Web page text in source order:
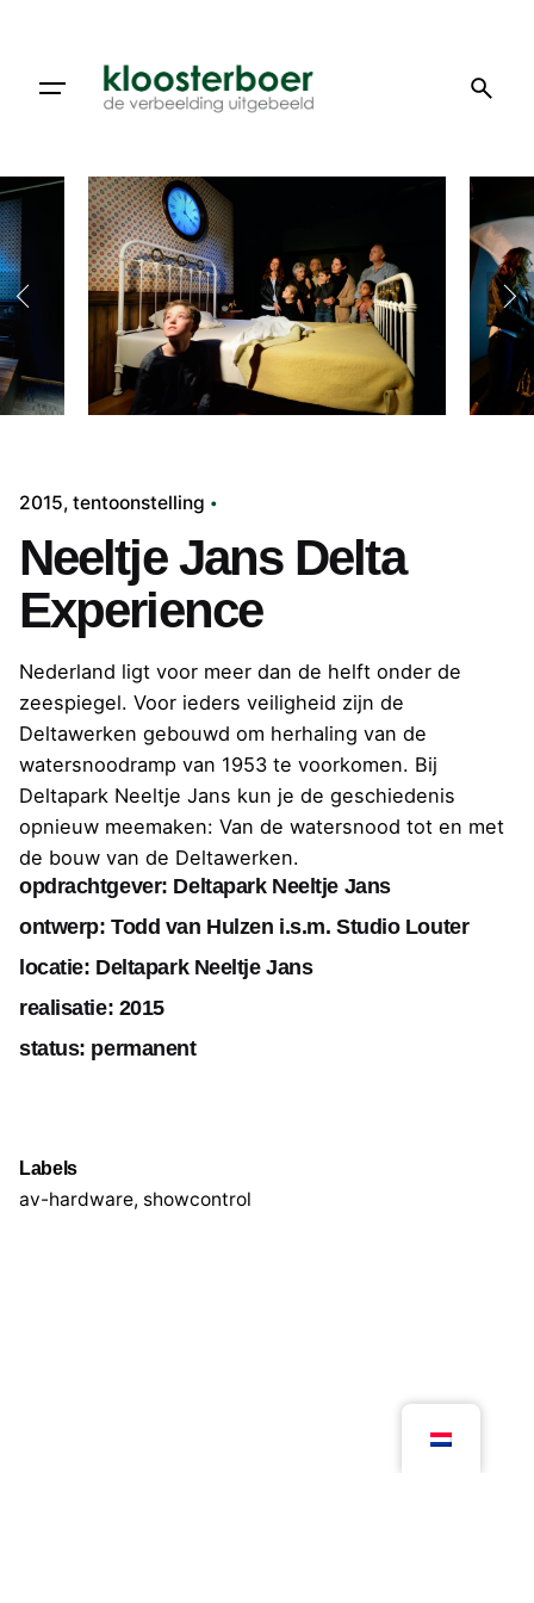
artikel
2015 tentoonstelling
Neeltje Jans Delta
Experience
Nederland ligt voor meer dan de helft onder de
zeespiegel. Voor ieders veiligheid zijn de
Deltawerken gebouwd om herhaling van de
watersnoodramp van 1953 te voorkomen. Bij
Deltapark Neeltje Jans kun je de geschiedenis
opnieuw meemaken: Van de watersnood tot en met
de bouw van de Deltawerken.
opdrachtgever: Deltapark Neeltje Jans
ontwerp:Todd van Hulzen i.s.m. Studio Louter
locatie: Deltapark Neeltje Jans
realisatie: 2015
status: permanent
Labels
av-hardware, showcontrol